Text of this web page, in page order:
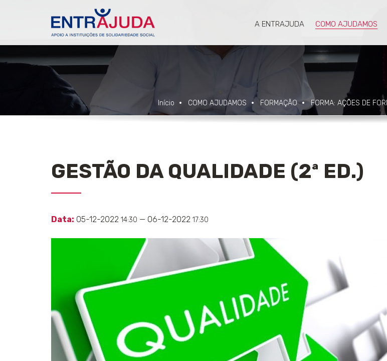
A ENTRAJUDA COMO AJUDAMOS
Início COMO AJUDAMOS FORMAÇÃO FORMA: AÇÕES DE
GESTÃO DA QUALIDADE (2ª ED.)
Data: 05-12-2022 14:30 — 06-12-2022 17:30